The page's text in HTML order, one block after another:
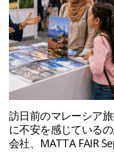
訪日前のマレーシア
に不安を感じている
会社、MATTA FAIR